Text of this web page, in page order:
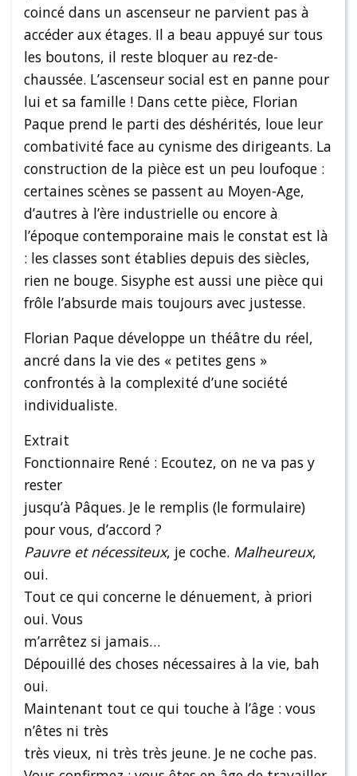
coincé dans un ascenseur ne parvient pas à
accéder aux étages. Il a beau appuyé sur tous
les boutons, il reste bloquer au rez-de-
chaussée. L’ascenseur social est en panne pour
lui et sa famille ! Dans cette pièce, Florian
Paque prend le parti des déshérités, loue leur
combativité face au cynisme des dirigeants. La
construction de la pièce est un peu loufoque :
certaines scènes se passent au Moyen-Age,
d’autres à l’ère industrielle ou encore à
l’époque contemporaine mais le constat est là
: les classes sont établies depuis des siècles,
rien ne bouge. Sisyphe est aussi une pièce qui
frôle l’absurde mais toujours avec justesse.
Florian Paque développe un théâtre du réel,
ancré dans la vie des « petites gens »
confrontés à la complexité d’une société
individualiste.
Extrait
Fonctionnaire René : Ecoutez, on ne va pas y
rester
jusqu’à Pâques. Je le remplis (le formulaire)
pour vous, d’accord ?
Pauvre et nécessiteux, je coche. Malheureux,
oui.
Tout ce qui concerne le dénuement, à priori
oui. Vous
m’arrêtez si jamais…
Dépouillé des choses nécessaires à la vie, bah
oui.
Maintenant tout ce qui touche à l’âge : vous
n’êtes ni très
très vieux, ni très très jeune. Je ne coche pas.